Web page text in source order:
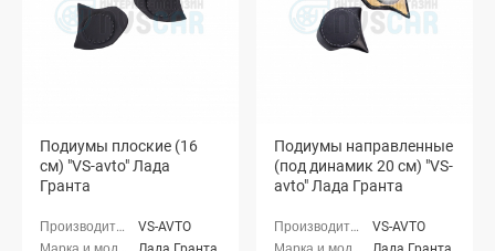
Подиумы плоские (16
см) "VS-avto" Лада
Гранта
VS-AVTO
Подиумы направленные
(под динамик 20 см) "VS-
avto" Лада Гранта
VS-AVTO